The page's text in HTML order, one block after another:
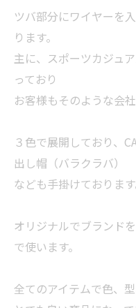
ツバ部分にワイヤーを
ります。
主に、スポーツカジュ
っており
お客様もそのような会社
３色で展開しており、
出し帽（バラクラバ）
なども手掛けております
オリジナルでブランド
で使います。
全てのアイテムで色、